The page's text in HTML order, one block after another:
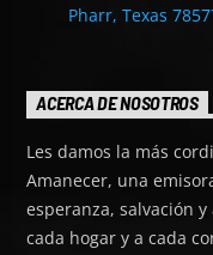
Pharr, Texas
ACERCA DE NOSOTROS
Les damos la más
Amanecer, una
esperanza, salvación
cada hogar y a cada